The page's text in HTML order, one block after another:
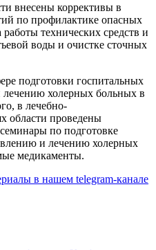
внесены коррективы в
по профилактике опасных
технических средств и
воды и очистке сточных
подготовки госпитальных
лечению холерных больных в
в лечебно-
области проведены
по подготовке
и лечению холерных
медикаменты.
в нашем telegram-канале